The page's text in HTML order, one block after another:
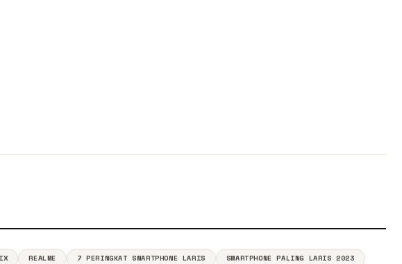
REALME 7 PERINGKAT SMARTPHONE LARIS
SMARTPHONE PALING LARIS 2023